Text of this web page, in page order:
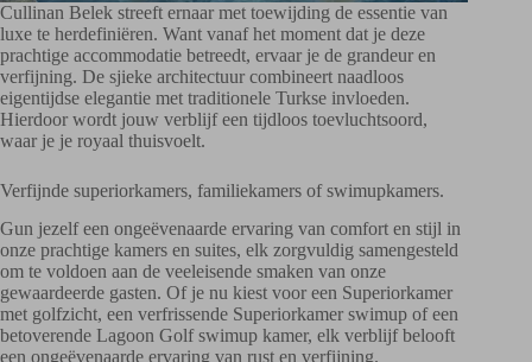
Cullinan Belek streeft ernaar met toewijding de essentie van
luxe te herdefiniëren. Want vanaf het moment dat je deze
prachtige accommodatie betreedt, ervaar je de grandeur en
verfijning. De sjieke architectuur combineert naadloos
eigentijdse elegantie met traditionele Turkse invloeden.
Hierdoor wordt jouw verblijf een tijdloos toevluchtsoord,
waar je je royaal thuisvoelt.
Verfijnde superiorkamers, familiekamers of swimupkamers.
Gun jezelf een ongeëvenaarde ervaring van comfort en stijl in
onze prachtige kamers en suites, elk zorgvuldig samengesteld
om te voldoen aan de veeleisende smaken van onze
gewaardeerde gasten. Of je nu kiest voor een Superiorkamer
met golfzicht, een verfrissende Superiorkamer swimup of een
betoverende Lagoon Golf swimup kamer, elk verblijf belooft
een ongeëvenaarde ervaring van rust en verfijning.